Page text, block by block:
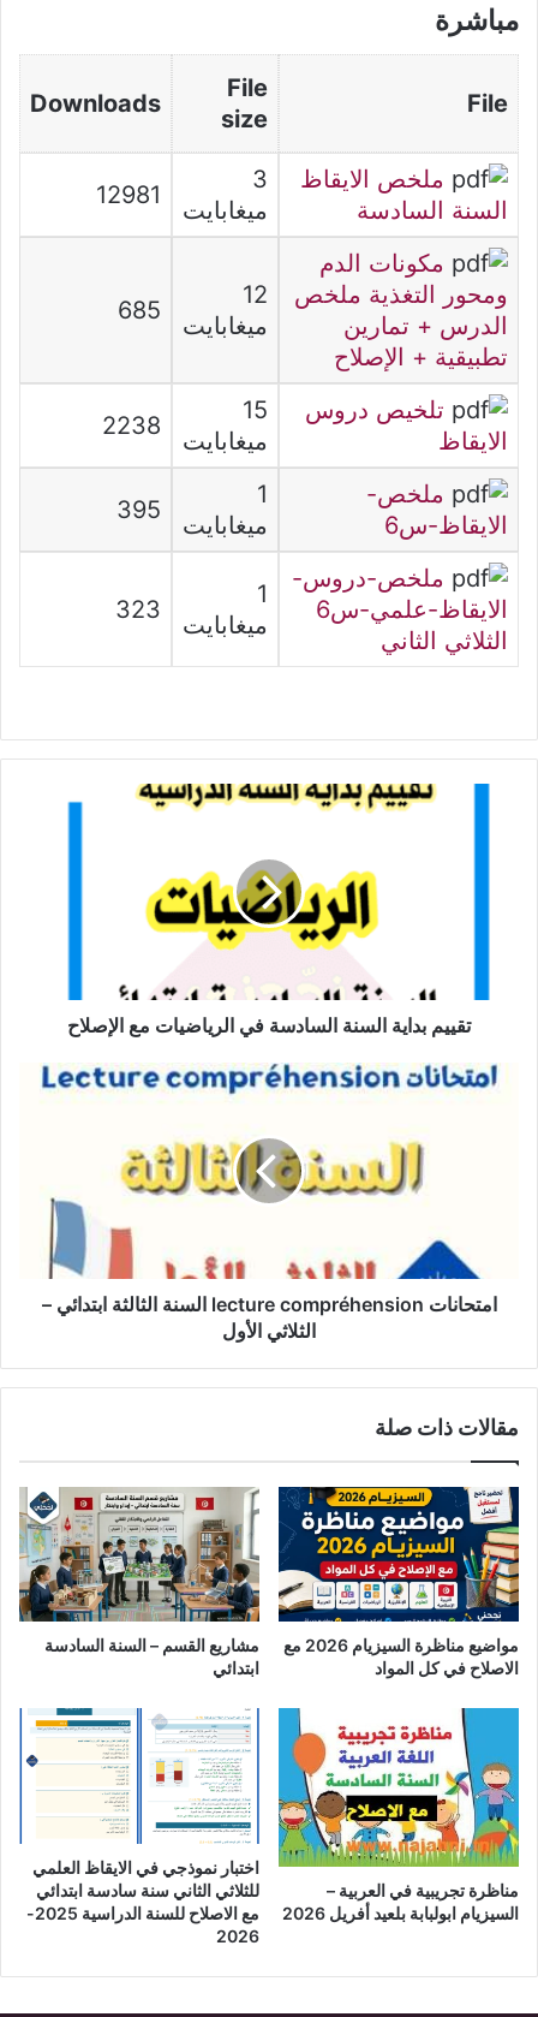
مباشرة
File
File
size
Downloads
ملخص الايقاظ
السنة السادسة
3
ميغابايت
12981
مكونات الدم
ومحور التغذية ملخص
الدرس + تمارين
تطبيقية + الإصلاح
12
ميغابايت
685
تلخيص دروس
الايقاظ
15
ميغابايت
2238
ملخص-
الايقاظ-س6
1
ميغابايت
395
ملخص-دروس-
الايقاظ-علمي-س6
الثلاثي الثاني
1
ميغابايت
323
تقييم بداية السنة السادسة في الرياضيات مع الإصلاح
امتحانات
امتحانات lecture compréhension السنة الثالثة ابتدائي –
الثلاثي الأول
مقالات ذات صلة
مواضيع مناظرة السيزيام 2026 مع
الاصلاح في كل المواد
مشاريع القسم – السنة السادسة
ابتدائي
مناظرة تجريبية في العربية –
السيزيام ابولبابة بلعيد أفريل 2026
اختبار نموذجي في الايقاظ العلمي
للثلاثي الثاني سنة سادسة ابتدائي
مع الاصلاح للسنة الدراسية 2025-
2026